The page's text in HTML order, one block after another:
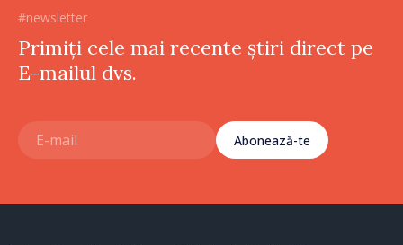
#newsletter
Primiți cele mai recente știri direct pe
E-mailul dvs.
Abonează-te